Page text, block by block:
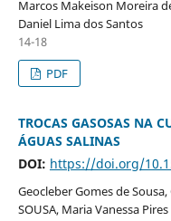
Marcos Makeison Moreira
Daniel Lima dos Santos
14-18
PDF
TROCAS GASOSAS NA
ÁGUAS SALINAS
DOI: https://doi.org/
Geocleber Gomes de Sousa,
SOUSA, Maria Vanessa